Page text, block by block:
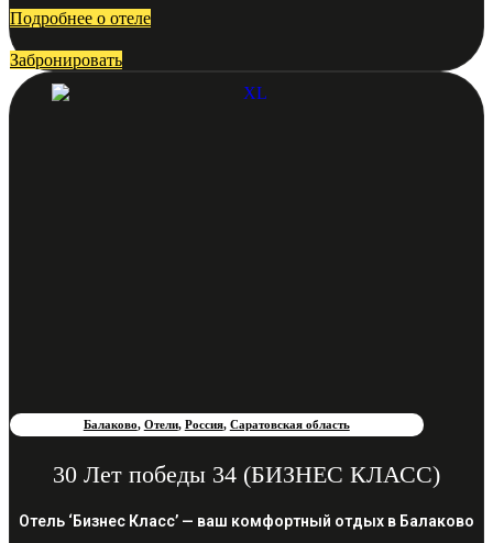
Подробнее о отеле
Забронировать
Балаково, Отели, Россия, Саратовская область
30 Лет победы 34 (БИЗНЕС КЛАСС)
Отель ‘Бизнес Класс’ — ваш комфортный отдых в Балаково